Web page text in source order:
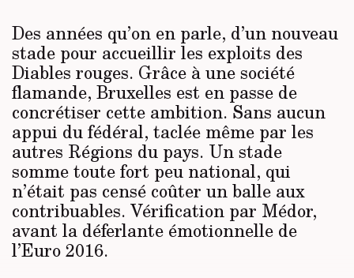
Des années qu’on en parle, d’un nouveau
stade pour accueillir les exploits des
Diables rouges. Grâce à une société
flamande, Bruxelles est en passe de
concrétiser cette ambition. Sans aucun
appui du fédéral, taclée même par les
autres Régions du pays. Un stade
somme toute fort peu national, qui
n’était pas censé coûter un balle aux
contribuables. Vérification par Médor,
avant la déferlante émotionnelle de
l’Euro 2016.